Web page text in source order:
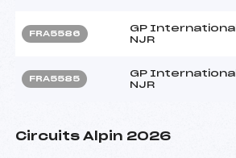
FRA5586
GP International
NJR
FRA5585
GP International
NJR
Circuits Alpin 2026